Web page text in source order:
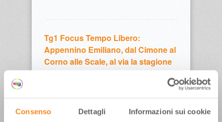
Consenso Dettagli Informazioni sui cookie
Tg1 Focus Tempo Libero:
Appennino Emiliano, dal Cimone al
Corno alle Scale, al via la stagione
Tg1: viaggio nel Presepe della